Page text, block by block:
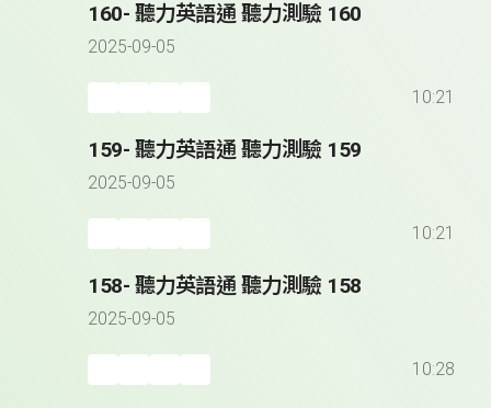
160- 聽力英語通 聽力測驗 160
2025-09-05
10:21
159- 聽力英語通 聽力測驗 159
2025-09-05
10:21
158- 聽力英語通 聽力測驗 158
2025-09-05
10:28